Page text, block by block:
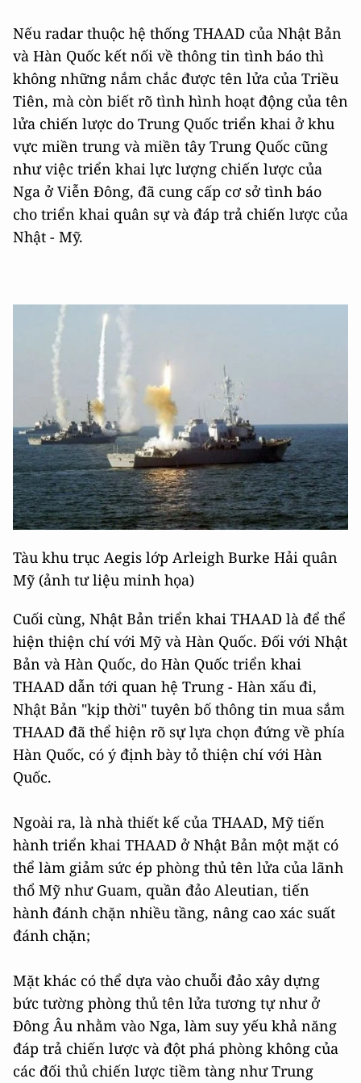
Nếu radar thuộc hệ thống THAAD của Nhật Bản
và Hàn Quốc kết nối về thông tin tình báo thì
không những nắm chắc được tên lửa của Triều
Tiên, mà còn biết rõ tình hình hoạt động của tên
lửa chiến lược do Trung Quốc triển khai ở khu
vực miền trung và miền tây Trung Quốc cũng
như việc triển khai lực lượng chiến lược của
Nga ở Viễn Đông, đã cung cấp cơ sở tình báo
cho triển khai quân sự và đáp trả chiến lược của
Nhật - Mỹ.
Tàu khu trục Aegis lớp Arleigh Burke Hải quân
Mỹ (ảnh tư liệu minh họa)
Cuối cùng, Nhật Bản triển khai THAAD là để thể
hiện thiện chí với Mỹ và Hàn Quốc. Đối với Nhật
Bản và Hàn Quốc, do Hàn Quốc triển khai
THAAD dẫn tới quan hệ Trung - Hàn xấu đi,
Nhật Bản "kịp thời" tuyên bố thông tin mua sắm
THAAD đã thể hiện rõ sự lựa chọn đứng về phía
Hàn Quốc, có ý định bày tỏ thiện chí với Hàn
Quốc.
Ngoài ra, là nhà thiết kế của THAAD, Mỹ tiến
hành triển khai THAAD ở Nhật Bản một mặt có
thể làm giảm sức ép phòng thủ tên lửa của lãnh
thổ Mỹ như Guam, quần đảo Aleutian, tiến
hành đánh chặn nhiều tầng, nâng cao xác suất
đánh chặn;
Mặt khác có thể dựa vào chuỗi đảo xây dựng
bức tường phòng thủ tên lửa tương tự như ở
Đông Âu nhằm vào Nga, làm suy yếu khả năng
đáp trả chiến lược và đột phá phòng không của
các đối thủ chiến lược tiềm tàng như Trung